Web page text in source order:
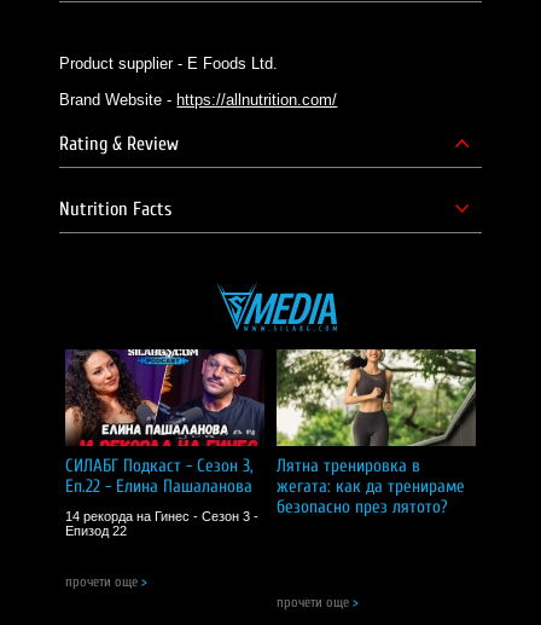
Product supplier - E Foods Ltd.
Brand Website - https://allnutrition.com/
Rating & Review
Nutrition Facts
СИЛАБГ Подкаст - Сезон 3,
Еп.22 - Елина Пашаланова
14 рекорда на Гинес - Сезон 3 -
Епизод 22
прочети още >
Лятна тренировка в
жегата: как да тренираме
безопасно през лятото?
прочети още >